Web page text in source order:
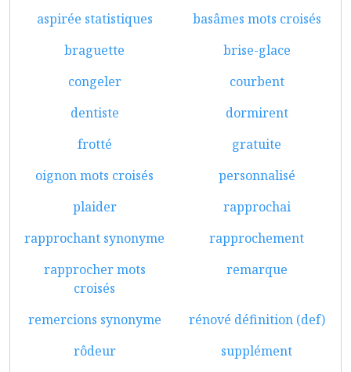
aspirée statistiques
basâmes mots croisés
braguette
brise-glace
congeler
courbent
dentiste
dormirent
frotté
gratuite
oignon mots croisés
personnalisé
plaider
rapprochai
rapprochant synonyme
rapprochement
rapprocher mots
croisés
remarque
remercions synonyme
rénové définition (def)
rôdeur
supplément